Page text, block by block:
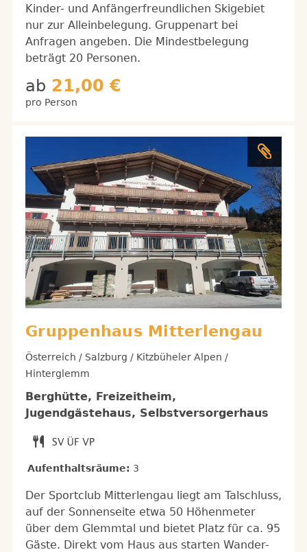
Kinder- und Anfängerfreundlichen Skigebiet
nur zur Alleinbelegung. Gruppenart bei
Anfragen angeben. Die Mindestbelegung
beträgt 20 Personen.
ab 21,00 €
pro Person
Gruppenhaus Mitterlengau
Österreich / Salzburg / Kitzbüheler Alpen /
Hinterglemm
Berghütte, Freizeitheim,
Jugendgästehaus, Selbstversorgerhaus
Aufenthaltsräume: 3
Der Sportclub Mitterlengau liegt am Talschluss,
auf der Sonnenseite etwa 50 Höhenmeter
über dem Glemmtal und bietet Platz für ca. 95
Gäste. Direkt vom Haus aus starten Wander-